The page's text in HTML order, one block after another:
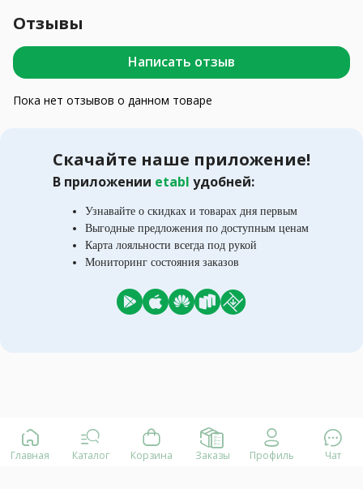
Отзывы
Написать отзыв
Пока нет отзывов о данном товаре
Скачайте наше приложение!
В приложении etabl удобней:
Узнавайте о скидках и товарах дня первым
Выгодные предложения по доступным ценам
Карта лояльности всегда под рукой
Мониторинг состояния заказов
Главная Каталог Корзина Заказы Профиль Чат